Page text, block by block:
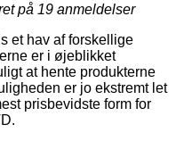
på 19 anmeldelser
et hav af forskellige
er i øjeblikket
at hente produkterne
er jo ekstremt let
prisbevidste form for